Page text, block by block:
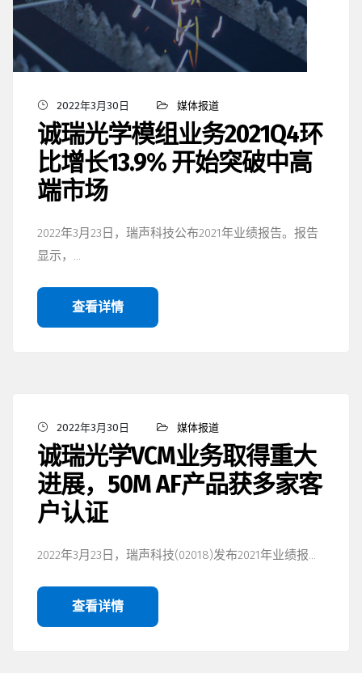
2022年3月30日 媒体报道
诚瑞光学模组业务2021Q4环
比增长13.9% 开始突破中高
端市场
2022年3月23日，瑞声科技公布2021年业绩报告。报告
显示，…
查看详情
2022年3月30日 媒体报道
诚瑞光学VCM业务取得重大
进展，50M AF产品获多家客
户认证
2022年3月23日，瑞声科技(02018)发布2021年业绩报…
查看详情